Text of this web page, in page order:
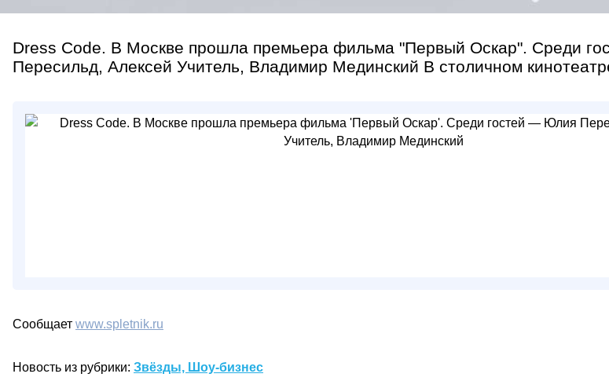
Dress Code. В Москве прошла премьера фильма "Первый Оскар". Среди
Пересильд, Алексей Учитель, Владимир Мединский В столичном
Сообщает www.spletnik.ru
Новость из рубрики: Звёзды, Шоу-бизнес